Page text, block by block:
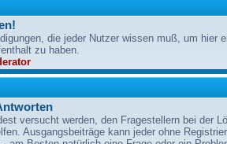
die jeder Nutzer wissen muß, um hier
zu haben.
versucht werden, den Fragestellern bei der
Ausgangsbeiträge kann jeder ohne